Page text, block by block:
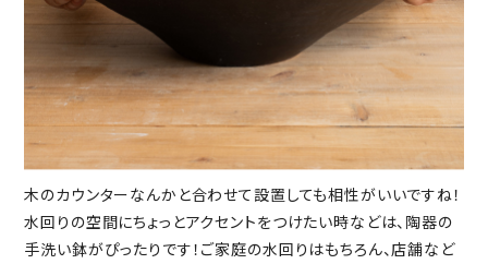
木のカウンターなんかと合わせて設置しても相性がいいですね！
水回りの空間にちょっとアクセントをつけたい時などは、陶器の
手洗い鉢がぴったりです！ご家庭の水回りはもちろん、店舗など